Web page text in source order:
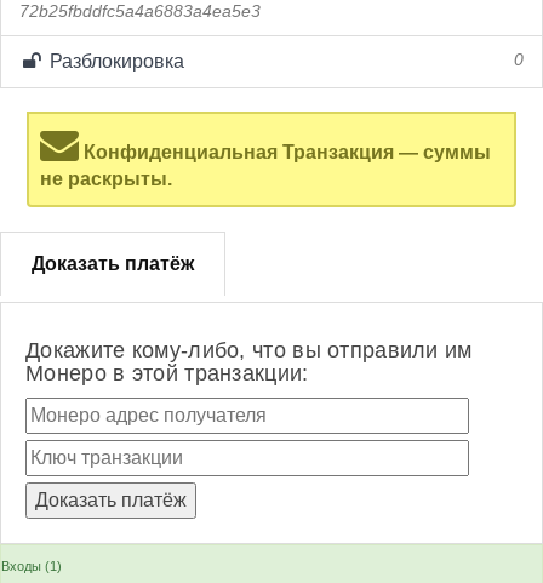
72b25fbddfc5a4a6883a4ea5e3
Разблокировка 0
Конфиденциальная Транзакция — суммы
не раскрыты.
Доказать платёж
Докажите кому-либо, что вы отправили им
Монеро в этой транзакции:
Входы (1)